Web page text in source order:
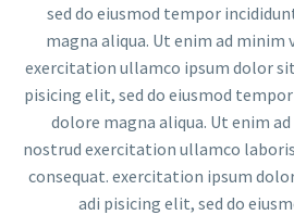
sed do eiusmod tempor
magna aliqua. Ut enim ad minim
exercitation ullamco ipsum dolor
pisicing elit, sed do eiusmod
dolore magna aliqua. Ut enim
nostrud exercitation ullamco
consequat. exercitation ipsum
adi pisicing elit, sed do